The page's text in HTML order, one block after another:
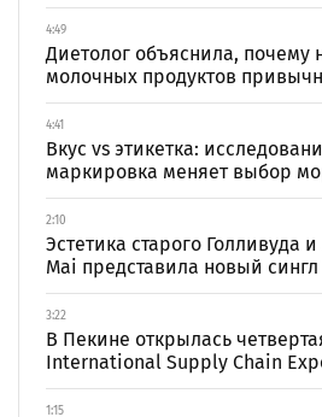
4:49
Диетолог объяснила, почему
молочных продуктов
4:41
Вкус vs этикетка:
маркировка меняет выбор
2:10
Эстетика старого Голливуда
Mai представила новый
3:22
В Пекине открылась
International Supply Chain
1:15